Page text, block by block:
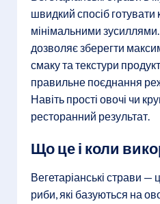
швидкий спосіб готувати
мінімальними
дозволяє зберегти
смаку та текстури
правильне поєднання
Навіть прості овочі чи
ресторанний результат.
Що це і коли
Вегетаріанські страви —
риби, які базуються на